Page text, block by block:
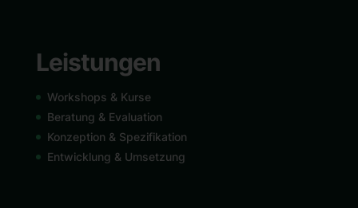
Leistungen
Workshops & Kurse
Beratung & Evaluation
Konzeption & Spezifikation
Entwicklung & Umsetzung